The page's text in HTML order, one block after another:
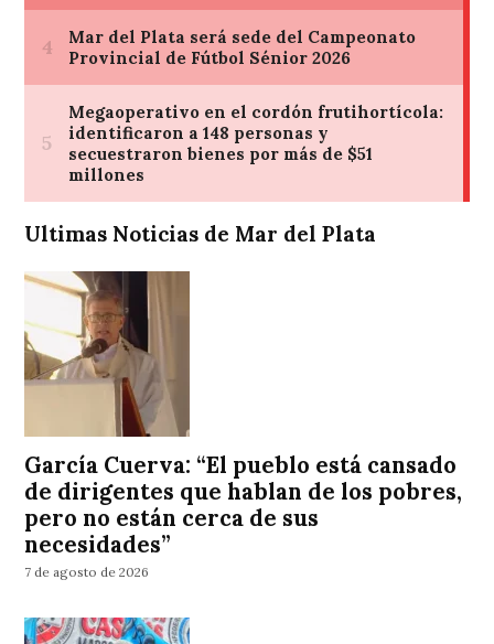
Ultimas Noticias de Mar del Plata
García Cuerva: “El pueblo está cansado
de dirigentes que hablan de los pobres,
pero no están cerca de sus
necesidades”
7 de agosto de 2026